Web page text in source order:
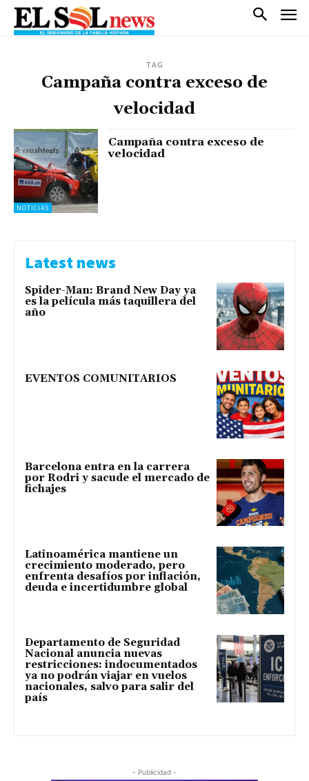
TAG
Campaña contra exceso de
velocidad
NOTICIAS
Campaña contra exceso de
velocidad
Latest news
Spider-Man: Brand New Day ya
es la película más taquillera del
año
EVENTOS COMUNITARIOS
Barcelona entra en la carrera
por Rodri y sacude el mercado de
fichajes
Latinoamérica mantiene un
crecimiento moderado, pero
enfrenta desafíos por inflación,
deuda e incertidumbre global
Departamento de Seguridad
Nacional anuncia nuevas
restricciones: indocumentados
ya no podrán viajar en vuelos
nacionales, salvo para salir del
país
- Publicidad -